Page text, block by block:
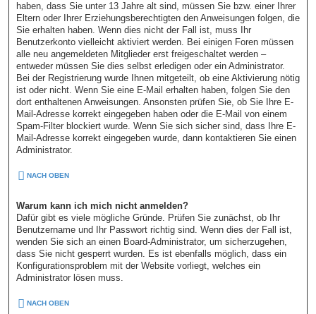
haben, dass Sie unter 13 Jahre alt sind, müssen Sie bzw. einer Ihrer
Eltern oder Ihrer Erziehungsberechtigten den Anweisungen folgen, die
Sie erhalten haben. Wenn dies nicht der Fall ist, muss Ihr
Benutzerkonto vielleicht aktiviert werden. Bei einigen Foren müssen
alle neu angemeldeten Mitglieder erst freigeschaltet werden –
entweder müssen Sie dies selbst erledigen oder ein Administrator.
Bei der Registrierung wurde Ihnen mitgeteilt, ob eine Aktivierung nötig
ist oder nicht. Wenn Sie eine E-Mail erhalten haben, folgen Sie den
dort enthaltenen Anweisungen. Ansonsten prüfen Sie, ob Sie Ihre E-
Mail-Adresse korrekt eingegeben haben oder die E-Mail von einem
Spam-Filter blockiert wurde. Wenn Sie sich sicher sind, dass Ihre E-
Mail-Adresse korrekt eingegeben wurde, dann kontaktieren Sie einen
Administrator.
NACH OBEN
Warum kann ich mich nicht anmelden?
Dafür gibt es viele mögliche Gründe. Prüfen Sie zunächst, ob Ihr
Benutzername und Ihr Passwort richtig sind. Wenn dies der Fall ist,
wenden Sie sich an einen Board-Administrator, um sicherzugehen,
dass Sie nicht gesperrt wurden. Es ist ebenfalls möglich, dass ein
Konfigurationsproblem mit der Website vorliegt, welches ein
Administrator lösen muss.
NACH OBEN